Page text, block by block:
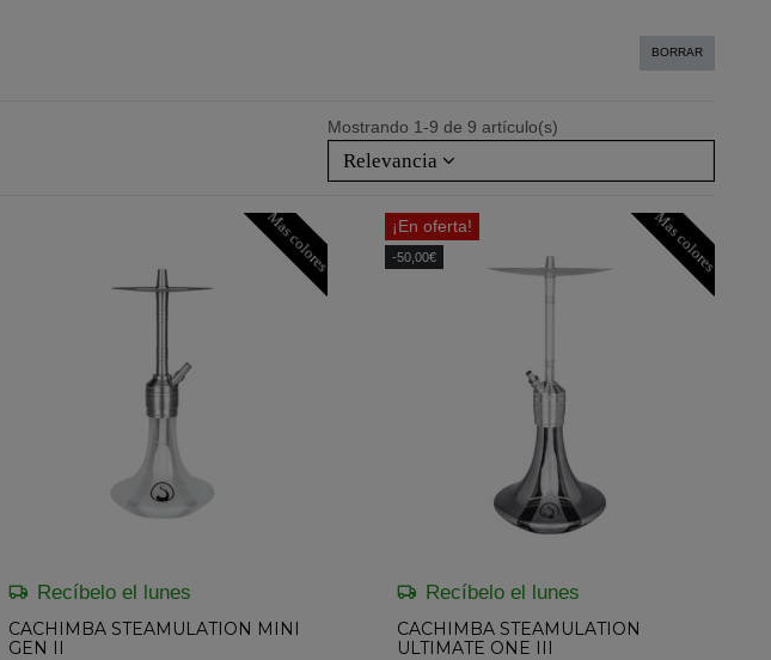
BORRAR
Mostrando 1-9 de 9 artículo(s)
Relevancia
Mas colores
Recíbelo el lunes
CACHIMBA STEAMULATION MINI
GEN II
Mas colores
¡En oferta!
-50,00€
Recíbelo el lunes
CACHIMBA STEAMULATION
ULTIMATE ONE III